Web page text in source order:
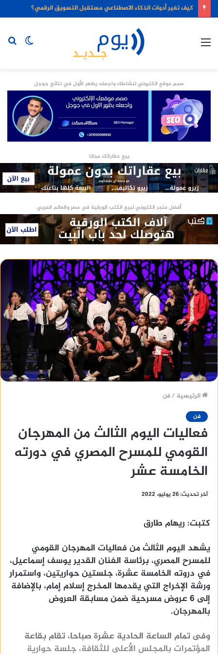
كيف تغير أدوات الذكاء الاصطناعي مستقبل التسويق الرقمي؟
الوضع
صمم موقع الكتروني لنشاطك واجعله يظهر الأول في نتائج جوجل
بيع عقاراتك مجانا
أفضل متجر الكتروني لبيع الكتب الورقية في مصر والعالم العربي
الرئيسية /فن
فن
فعاليات اليوم الثالث من المهرجان
القومي للمسرح المصري في دورته
الخامسة عشر
آخر تحديث: 26 يوليو، 2022
كتبت: ريهام طارق
يشهد اليوم الثالث من فعاليات المهرجان القومي
للمسرح المصري، برئاسة الفنان القدير يوسف إسماعيل،
في دروته الخامسة عشرة، جلستين حواريتين، واستمرار
ورشة الإخراج التي يقدمها المخرج إسلام إمام، بالإضافة
إلى 6 عروض مسرحية ضمن مسابقة العروض
بالمهرجان.
وفى تمام الساعة الحادية عشرة صباحا، تقام بقاعة
المؤتمرات بالمجلس الأعلى للثقافة، جلسة حوارية